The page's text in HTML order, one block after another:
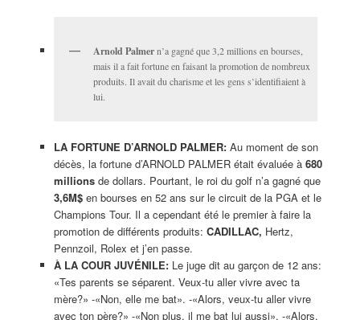
Arnold Palmern’a gagné que 3,2 millions en bourses,
mais il a fait fortune en faisant la promotion de nombreux
produits. Il avait du charisme et les gens s’identifiaient à
lui.
LA FORTUNE D’ARNOLD PALMER: Au moment de son
décès, la fortune d’ARNOLD PALMER était évaluée à 680
millionsde dollars. Pourtant, le roi du golf n’a gagné que
3,6M$en bourses en 52 ans sur le circuit de la PGA et le
Champions Tour. Il a cependant été le premier à faire la
promotion de différents produits: CADILLAC, Hertz,
Pennzoil, Rolex et j’en passe.
À LA COUR JUVÉNILE: Le juge dit au garçon de 12 ans:
«Tes parents se séparent. Veux-tu aller vivre avec ta
mère?» -«Non, elle me bat». -«Alors, veux-tu aller vivre
avec ton père?» -«Non plus, il me bat lui aussi». -«Alors,